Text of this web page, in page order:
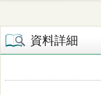
資料詳細